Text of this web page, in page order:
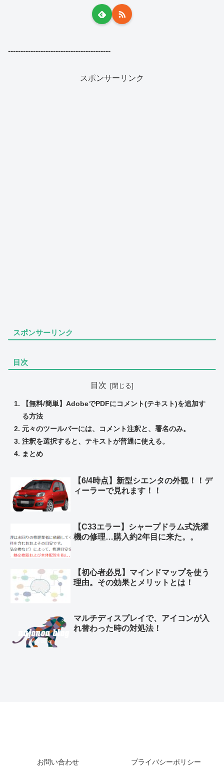
-----------------------------------------
スポンサーリンク
スポンサーリンク
目次
目次
【無料/簡単】AdobeでPDFにコメント(テキスト)を追加す
る方法
元々のツールバーには、コメント注釈と、署名のみ。
注釈を選択すると、テキストが普通に使える。
まとめ
【6/4時点】新型シエンタの外観！！デ
ィーラーで見れます！！
【C33エラー】シャープドラム式洗濯
機の修理…購入約2年目に来た。。
【初心者必見】マインドマップを使う
理由。その効果とメリットとは！
マルチディスプレイで、アイコンが入
れ替わった時の対処法！
お問い合わせ プライバシーポリシー